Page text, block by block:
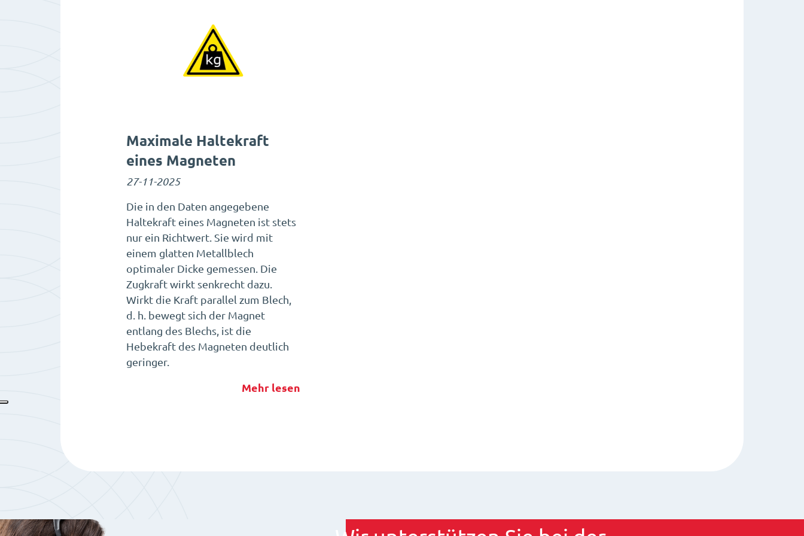
Maximale Haltekraft
eines Magneten
27-11-2025
Die in den Daten angegebene
Haltekraft eines Magneten ist stets
nur ein Richtwert. Sie wird mit
einem glatten Metallblech
optimaler Dicke gemessen. Die
Zugkraft wirkt senkrecht dazu.
Wirkt die Kraft parallel zum Blech,
d. h. bewegt sich der Magnet
entlang des Blechs, ist die
Hebekraft des Magneten deutlich
geringer.
Mehr lesen